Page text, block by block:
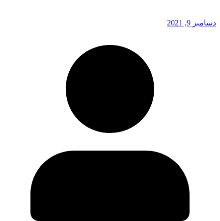
دسامبر 9, 2021